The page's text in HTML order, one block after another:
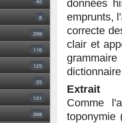
8
299
116
125
35
131
268
don­nées
emprunts,
correcte
clair et
Extrait
Comme
toponymie